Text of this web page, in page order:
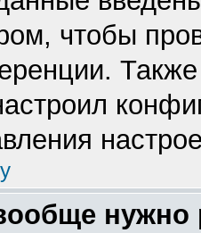
чтобы
нужно